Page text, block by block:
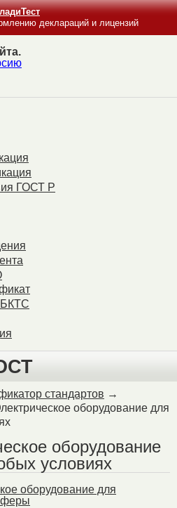
деклараций и лицензий
ГОСТ Р
стандартов →
оборудование для
оборудование
условиях
оборудование для